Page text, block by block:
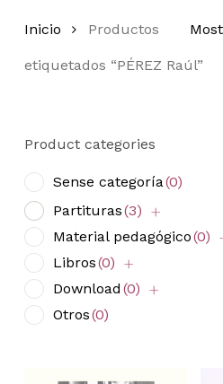
Inicio Productos
etiquetados “PÉREZ Raúl”
Product categories
Sense categoría(0)
Partituras(3)
Material pedagógico(0)
Libros(0)
Download (0)
Otros(0)